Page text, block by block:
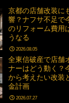
京都の店舗改装に
響？ナフサ不足で
のリフォーム費用
うなる
2026.08.05
全東信破産で店舗
ナーはどう動く？
から考えたい改装
金計画
2026.07.27